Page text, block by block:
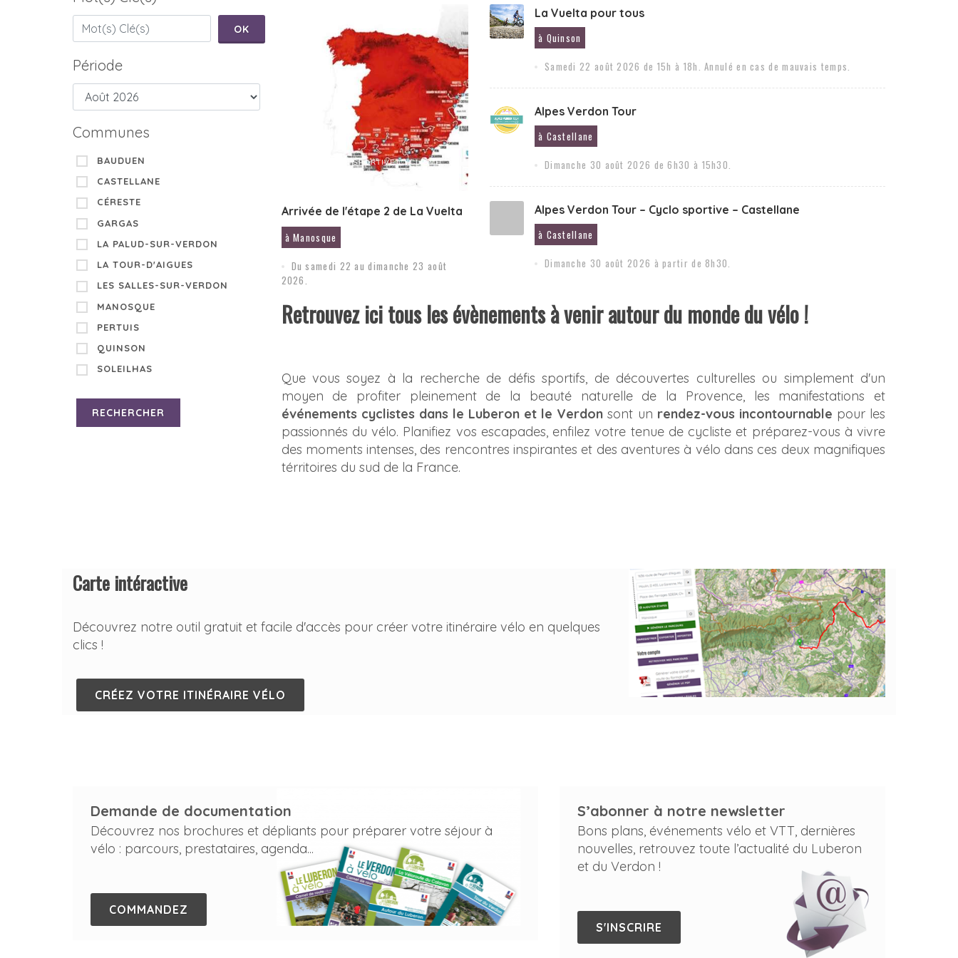
OK
Période
Communes
BAUDUEN
CASTELLANE
CÉRESTE
GARGAS
LA PALUD-SUR-VERDON
LA TOUR-D'AIGUES
LES SALLES-SUR-VERDON
MANOSQUE
PERTUIS
QUINSON
SOLEILHAS
RECHERCHER
COMPÉTITION SPORTIVE CYCLISME
Arrivée de l'étape 2 de La Vuelta
à Manosque
Du samedi 22 au dimanche 23 août
2026.
La Vuelta pour tous
à Quinson
Samedi 22 août 2026 de 15h à 18h. Annulé en cas de mauvais temps.
Alpes Verdon Tour
à Castellane
Dimanche 30 août 2026 de 6h30 à 15h30.
Alpes Verdon Tour – Cyclo sportive – Castellane
à Castellane
Dimanche 30 août 2026 à partir de 8h30.
Retrouvez ici tous les évènements à venir autour du monde du vélo !
Que vous soyez à la recherche de défis sportifs, de découvertes culturelles ou simplement d'un
moyen de profiter pleinement de la beauté naturelle de la Provence, les manifestations et
événements cyclistes dans le Luberon et le Verdon sont un rendez-vous incontournable pour les
passionnés du vélo. Planifiez vos escapades, enfilez votre tenue de cycliste et préparez-vous à vivre
des moments intenses, des rencontres inspirantes et des aventures à vélo dans ces deux magnifiques
térritoires du sud de la France.
Carte intéractive
Découvrez notre outil gratuit et facile d'accès pour créer votre itinéraire vélo en quelques
clics !
CRÉEZ VOTRE ITINÉRAIRE VÉLO
Demande de documentation
Découvrez nos brochures et dépliants pour préparer votre séjour à
vélo : parcours, prestataires, agenda...
COMMANDEZ
S’abonner à notre newsletter
Bons plans, événements vélo et VTT, dernières
nouvelles, retrouvez toute l’actualité du Luberon
et du Verdon !
S'INSCRIRE